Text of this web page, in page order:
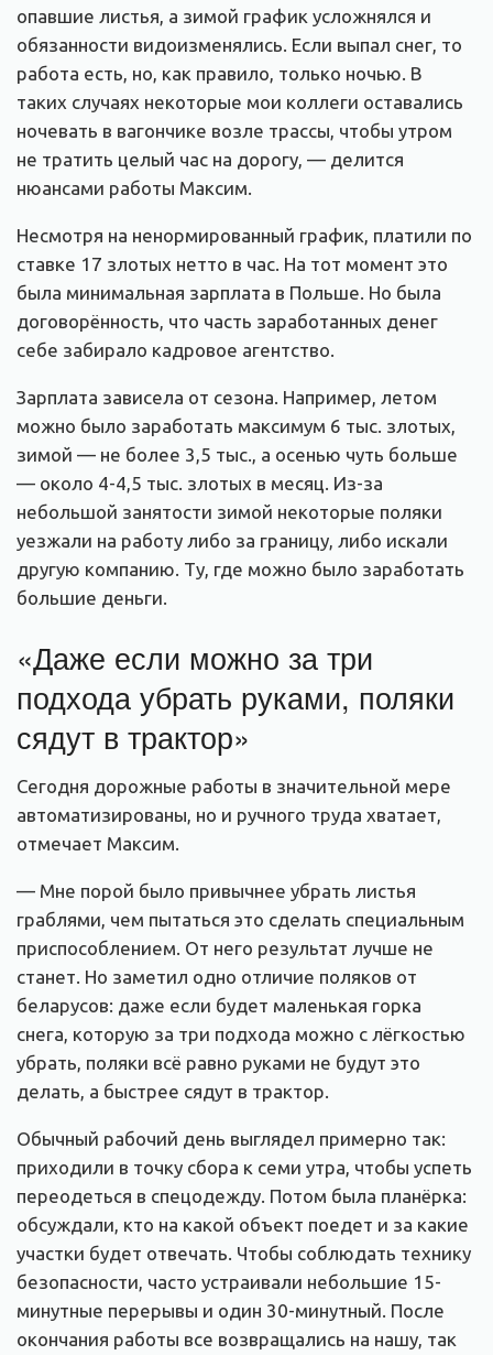
опавшие листья, а зимой график усложнялся и
обязанности видоизменялись. Если выпал снег, то
работа есть, но, как правило, только ночью. В
таких случаях некоторые мои коллеги оставались
ночевать в вагончике возле трассы, чтобы утром
не тратить целый час на дорогу, — делится
нюансами работы Максим.
Несмотря на ненормированный график, платили по
ставке 17 злотых нетто в час. На тот момент это
была минимальная зарплата в Польше. Но была
договорённость, что часть заработанных денег
себе забирало кадровое агентство.
Зарплата зависела от сезона. Например, летом
можно было заработать максимум 6 тыс. злотых,
зимой — не более 3,5 тыс., а осенью чуть больше
— около 4-4,5 тыс. злотых в месяц. Из-за
небольшой занятости зимой некоторые поляки
уезжали на работу либо за границу, либо искали
другую компанию. Ту, где можно было заработать
большие деньги.
«Даже если можно за три
подхода убрать руками, поляки
сядут в трактор»
Сегодня дорожные работы в значительной мере
автоматизированы, но и ручного труда хватает,
отмечает Максим.
— Мне порой было привычнее убрать листья
граблями, чем пытаться это сделать специальным
приспособлением. От него результат лучше не
станет. Но заметил одно отличие поляков от
беларусов: даже если будет маленькая горка
снега, которую за три подхода можно с лёгкостью
убрать, поляки всё равно руками не будут это
делать, а быстрее сядут в трактор.
Обычный рабочий день выглядел примерно так:
приходили в точку сбора к семи утра, чтобы успеть
переодеться в спецодежду. Потом была планёрка:
обсуждали, кто на какой объект поедет и за какие
участки будет отвечать. Чтобы соблюдать технику
безопасности, часто устраивали небольшие 15-
минутные перерывы и один 30-минутный. После
окончания работы все возвращались на нашу, так